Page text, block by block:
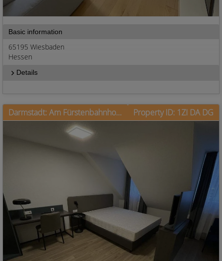
Basic information
65195 Wiesbaden
Hessen
Details
Darmstadt: Am Fürstenbahnhof, zentrale Lage, super Verkehrsanbindung Property ID: 1ZI DA DG